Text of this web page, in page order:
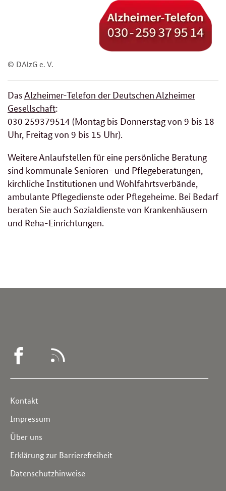
© DAlzG e. V.
DasAlzheimer-Telefon der Deutschen Alzheimer
Gesellschaft:
030 259379514 (Montag bis Donnerstag von 9 bis 18
Uhr, Freitag von 9 bis 15 Uhr).
Weitere Anlaufstellen für eine persönliche Beratung
sind kommunale Senioren- und Pflegeberatungen,
kirchliche Institutionen und Wohlfahrtsverbände,
ambulante Pflegedienste oder Pflegeheime. Bei Bedarf
beraten Sie auch Sozialdienste von Krankenhäusern
und Reha-Einrichtungen.
WEGWEISER
Service
Navigation
Kontakt
Impressum
Über uns
Erklärung zur Barrierefreiheit
Datenschutzhinweise